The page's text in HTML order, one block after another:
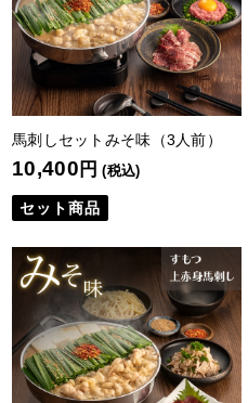
馬刺しセットみそ味（3人前）
10,400 円 (税込)
セット商品